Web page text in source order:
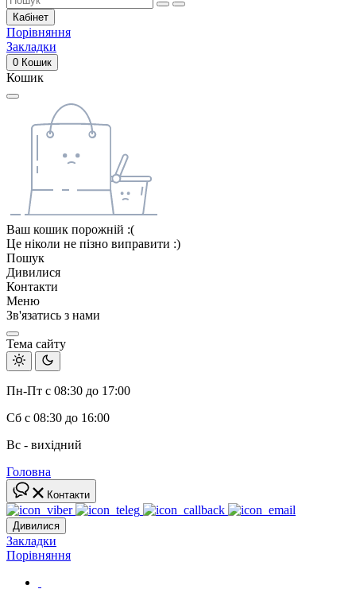
Кабінет
Порівняння
Закладки
0 Кошик
Кошик
Ваш кошик порожній :(
Це ніколи не пізно виправити :)
Пошук
Дивилися
Контакти
Меню
Зв'язатись з нами
Тема сайту
Пн-Пт с 08:30 до 17:00
Сб с 08:30 до 16:00
Вс - вихідний
Головна
Контакти
Дивилися
Закладки
Порівняння